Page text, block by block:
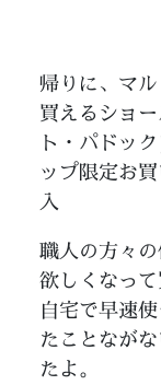
帰りに、マ
買えるショ
ト・パドッ
ップ限定お
入
職人の方々
欲しくなっ
自宅で早速
たことなが
たよ。